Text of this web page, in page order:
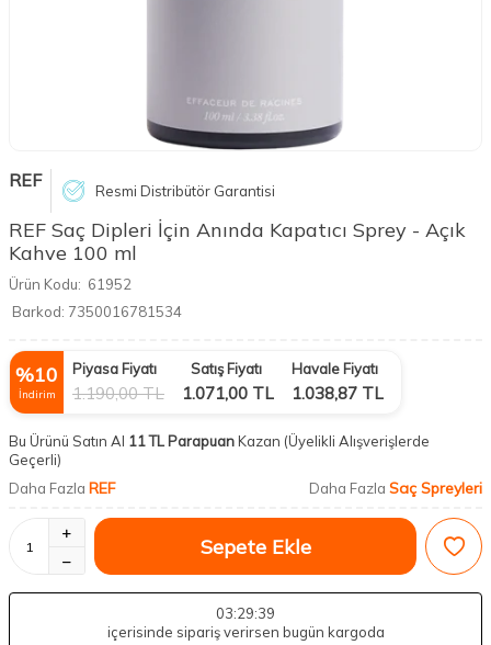
REF Resmi Distribütör Garantisi
REF Saç Dipleri İçin Anında Kapatıcı Sprey - Açık
Kahve 100 ml
Ürün Kodu: 61952
Barkod: 7350016781534
%10
İndirim
Piyasa Fiyatı
1.190,00TL
Satış Fiyatı
1.071,00 TL
Havale Fiyatı
1.038,87 TL
Bu Ürünü Satın Al 11 TL ParapuanKazan (Üyelikli Alışverişlerde
Geçerli)
Daha Fazla REF Daha Fazla Saç Spreyleri
Sepete Ekle
03:29:38
içerisinde sipariş verirsen bugün kargoda